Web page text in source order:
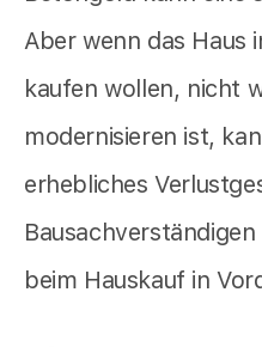
Aber wenn das Haus
kaufen wollen, nicht
modernisieren ist,
erhebliches
beim Hauskauf in